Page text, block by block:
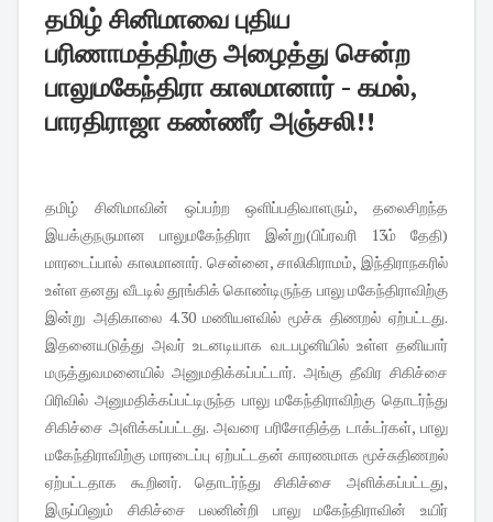
தமிழ் சினிமாவை புதிய
பரிணாமத்திற்கு அழைத்து சென்ற
பாலுமகேந்திரா காலமானார் - கமல்,
பாரதிராஜா கண்ணீர் அஞ்சலி!!
தமிழ் சினிமாவின் ஒப்பற்ற ஒளிப்பதிவாளரும், தலைசிறந்த
இயக்குநருமான பாலுமகேந்திரா இன்று(பிப்ரவரி 13ம் தேதி)
மாரடைப்பால் காலமானார். சென்னை, சாலிகிராமம், இந்திராநகரில்
உள்ள தனது வீடடில் தூங்கிக் கொண்டிருந்த பாலு மகேந்திராவிற்கு
இன்று அதிகாலை 4.30 மணியளவில் மூச்சு திணறல் ஏற்பட்டது.
இதனையடுத்து அவர் உடனடியாக வடபழனியில் உள்ள தனியார்
மருத்துவமனையில் அனுமதிக்கப்பட்டார். அங்கு தீவிர சிகிச்சை
பிரிவில் அனுமதிக்கப்பட்டிருந்த பாலு மகேந்திராவிற்கு தொடர்ந்து
சிகிச்சை அளிக்கப்பட்டது. அவரை பரிசோதித்த டாக்டர்கள், பாலு
மகேந்திராவிற்கு மாரடைப்பு ஏற்பட்டதன் காரணமாக மூச்சுதிணறல்
ஏற்பட்டதாக கூறினர். தொடர்ந்து சிகிச்சை அளிக்கப்பட்டது,
இருப்பினும் சிகிச்சை பலனின்றி பாலு மகேந்திராவின் உயிர்